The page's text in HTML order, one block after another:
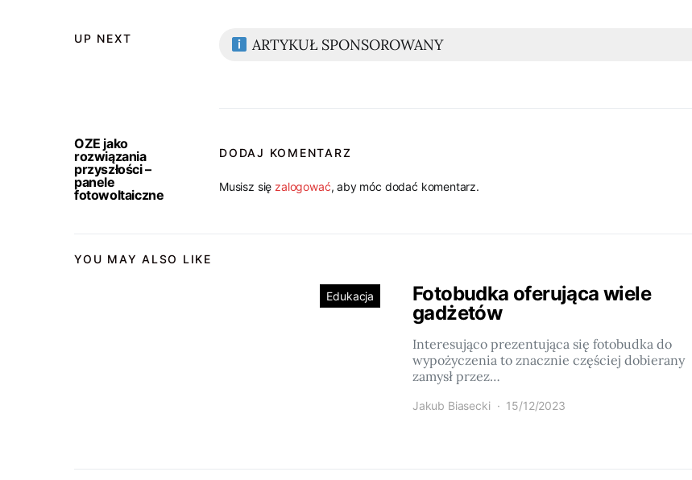
UP NEXT
OZE jako
rozwiązania
przyszłości –
panele
fotowoltaiczne
ARTYKUŁ SPONSOROWANY
DODAJ KOMENTARZ
Musisz się zalogować, aby móc dodać komentarz.
YOU MAY ALSO LIKE
Edukacja
Fotobudka oferująca wiele
gadżetów
Interesująco prezentująca się fotobudka do
wypożyczenia to znacznie częściej dobierany
zamysł przez…
Jakub Biasecki 15/12/2023